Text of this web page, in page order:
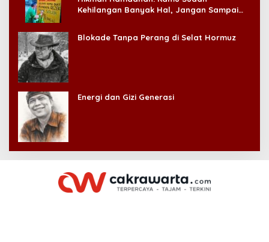
Kehilangan Banyak Hal, Jangan Sampai
Blokade Tanpa Perang di Selat Hormuz
Energi dan Gizi Generasi